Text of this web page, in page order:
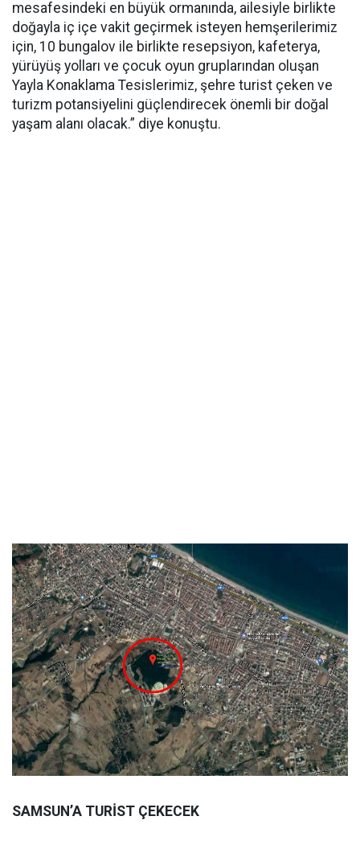
mesafesindeki en büyük ormanında, ailesiyle birlikte
doğayla iç içe vakit geçirmek isteyen hemşerilerimiz
için, 10 bungalov ile birlikte resepsiyon, kafeterya,
yürüyüş yolları ve çocuk oyun gruplarından oluşan
Yayla Konaklama Tesislerimiz, şehre turist çeken ve
turizm potansiyelini güçlendirecek önemli bir doğal
yaşam alanı olacak.” diye konuştu.
SAMSUN’A TURİST ÇEKECEK